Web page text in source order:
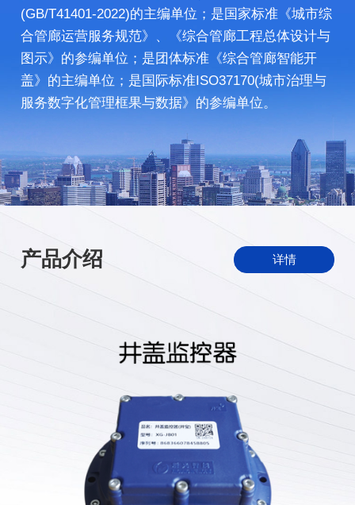
(GB/T41401-2022)的主编单位；是国家标准《城市综
合管廊运营服务规范》、《综合管廊工程总体设计与
图示》的参编单位；是团体标准《综合管廊智能开
盖》的主编单位；是国际标准ISO37170(城市治理与
服务数字化管理框果与数据》的参编单位。
产品介绍 详情